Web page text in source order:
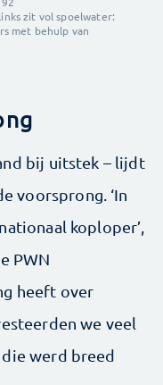
zit vol spoelwater:
met behulp van
bij uitstek – lijdt
voorsprong. ‘In
koploper’,
PWN
heeft over
we veel
werd breed